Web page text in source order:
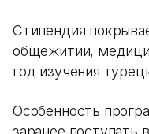
Стипендия
общежитии,
год изучения
Особенность